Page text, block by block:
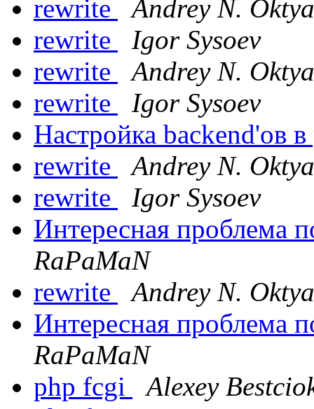
rewrite
Andrey N.
rewrite
Igor Sysoev
rewrite
Andrey N.
rewrite
Igor Sysoev
Настройка backend'ов
rewrite
Andrey N.
rewrite
Igor Sysoev
Интересная проблема
RaPaMaN
rewrite
Andrey N.
Интересная проблема
RaPaMaN
php fcgi
Alexey